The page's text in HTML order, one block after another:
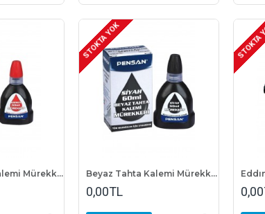
Beyaz Tahta Kalemi Mürekkebi Kırmızı 60 Ml
STOKTA YOK
Beyaz Tahta Kalemi Mürekkebi Siyah 60 Ml
0,00TL